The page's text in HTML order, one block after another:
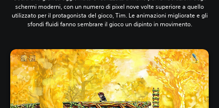
schermi moderni, con un numero di pixel nove volte superiore a quello
utilizzato per il protagonista del gioco, Tim. Le animazioni migliorate e gli
sfondi fluidi fanno sembrare il gioco un dipinto in movimento.